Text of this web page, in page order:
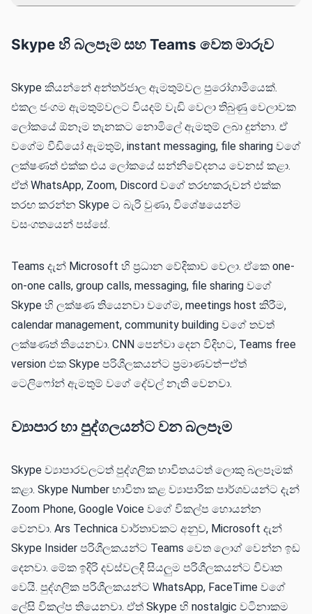
Skype හි බලපෑම සහ Teams වෙත මාරුව
Skype කියන්නේ අන්තර්ජාල ඇමතුම්වල පුරෝගාමියෙක්.
එකල ජංගම ඇමතුම්වලට වියදම් වැඩි වෙලා තිබුණු වෙලාවක
ලෝකයේ ඕනෑම තැනකට නොමිලේ ඇමතුම් ලබා දුන්නා. ඒ
වගේම වීඩියෝ ඇමතුම්, instant messaging, file sharing වගේ
ලක්ෂණත් එක්ක එය ලෝකයේ සන්නිවේදනය වෙනස් කළා.
ඒත් WhatsApp, Zoom, Discord වගේ තරඟකරුව​න් එක්ක
තරඟ කරන්න Skype ට බැරි වුණා, විශේෂයෙන්ම
වසංගතයෙන් පස්සේ.
Teams දැන් Microsoft හි ප්‍රධාන වේදිකාව වෙලා. ඒකෙ one-
on-one calls, group calls, messaging, file sharing වගේ
Skype හි ලක්ෂණ තියෙනවා වගේම, meetings host කිරීම,
calendar management, community building වගේ තවත්
ලක්ෂණත් තියෙනවා. CNN පෙන්වා දෙන විදිහට, Teams free
version එක Skype පරිශීලකයන්ට ප්‍රමාණවත්—ඒත්
ටෙලිෆෝන් ඇමතුම් වගේ දේවල් නැති වෙනවා.
ව්‍යාපාර හා පුද්ගලයන්ට ව​න බලපෑම
Skype ව්‍යාපාරවලටත් පුද්ගලික භාවිතයටත් ලොකු බලපෑමක්
කළා. Skype Number භාවිතා කළ ව්‍යාපාරික පාර්ශවයන්ට දැන්
Zoom Phone, Google Voice වගේ විකල්ප හොයන්න
වෙනවා. Ars Technica වාර්තාවකට අනුව, Microsoft දැන්
Skype Insider පරිශීලකයන්ට Teams වෙත ලොග් වෙන්න ඉඩ
දෙනවා. මේක ඉදිරි දවස්වලදී සියලුම පරිශීලකයන්ට විවෘත
වෙයි. පුද්ගලික පරිශීලකයන්ට WhatsApp, FaceTime වගේ
ලේසි විකල්ප තියෙනවා. ඒත් Skype හි nostalgic වටිනාකම